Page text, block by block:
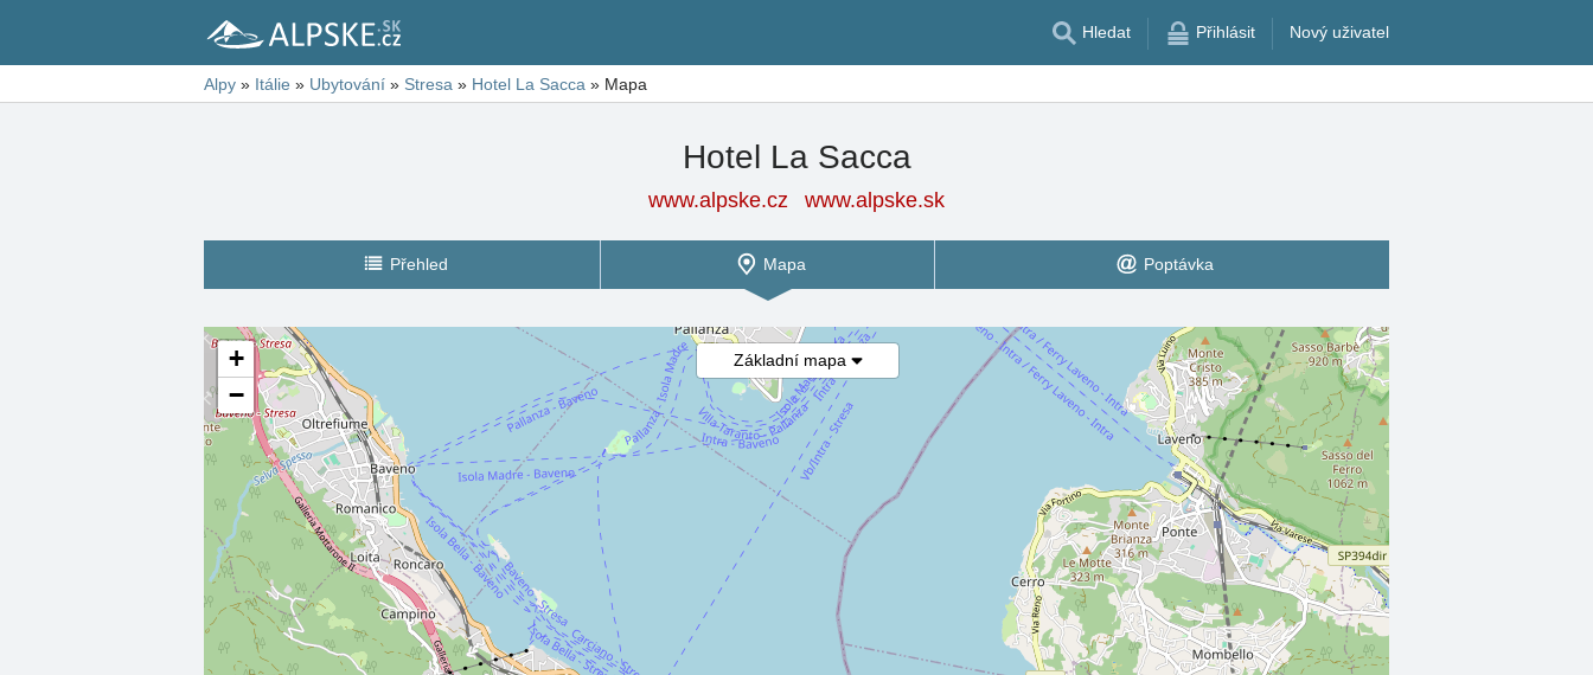
Hledat Přihlásit Nový uživatel
Alpy » Itálie » Ubytování » Stresa » Hotel La Sacca » Mapa
Hotel La Sacca
www.alpske.cz www.alpske.sk
Přehled Mapa Poptávka
Základní mapa
+
−